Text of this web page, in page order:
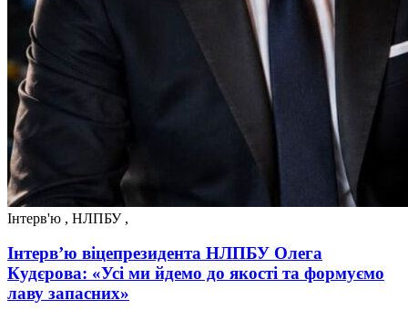
Інтерв'ю , НЛПБУ ,
Інтерв’ю віцепрезидента НЛПБУ Олега
Кудєрова: «Усі ми йдемо до якості та формуємо
лаву запасних»